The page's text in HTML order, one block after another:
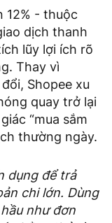
12% - thuộc
dịch thanh
lũy lợi ích rõ
Thay vì
Shopee xu
quay trở lại
“mua sắm
thường ngày.
dụng để trả
chi lớn. Dùng
như đơn